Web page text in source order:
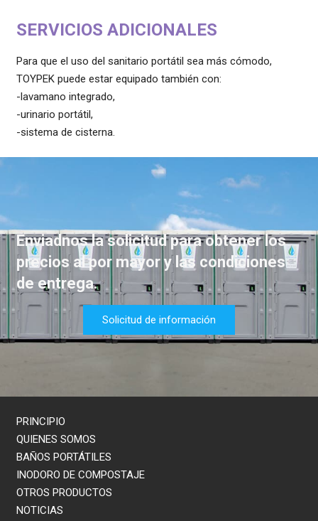
SERVICIOS ADICIONALES
Para que el uso del sanitario portátil sea más cómodo,
TOYPEK puede estar equipado también con:
-lavamano integrado,
-urinario portátil,
-sistema de cisterna.
Enviadnos la solicitud para obtener los
precios al por mayor y las condiciones
de entrega.
Solicitud de información
PRINCIPIO
QUIENES SOMOS
BAÑOS PORTÁTILES
INODORO DE COMPOSTAJE
OTROS PRODUCTOS
NOTICIAS